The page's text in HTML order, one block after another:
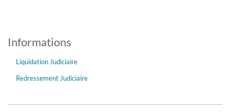
Informations
Liquidation Judiciaire
Redressement Judiciaire